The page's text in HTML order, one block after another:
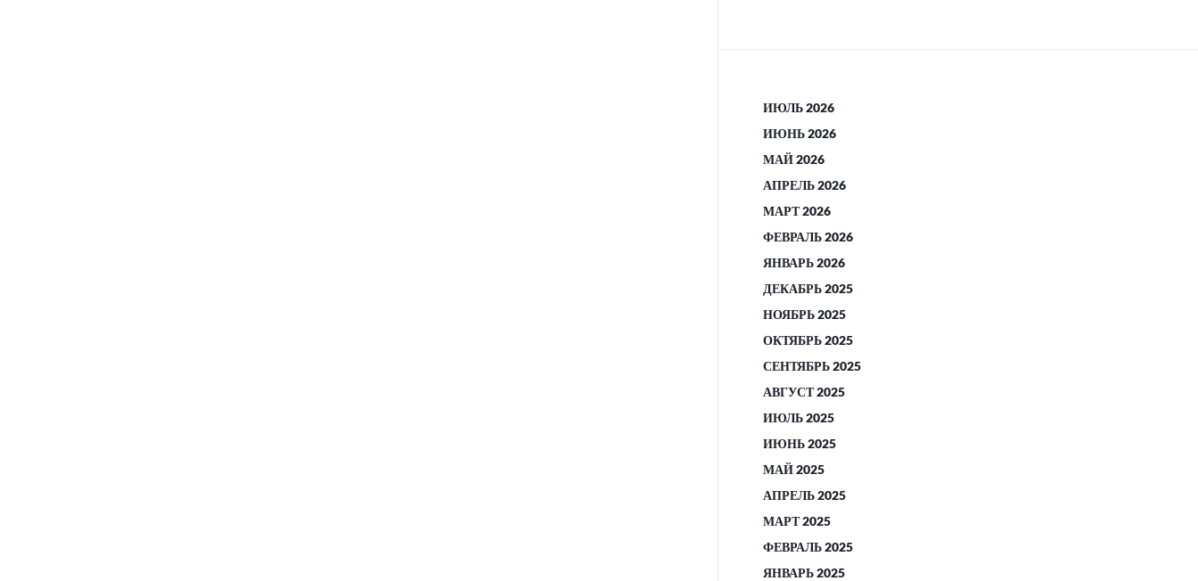
ИЮЛЬ 2026
ИЮНЬ 2026
МАЙ 2026
АПРЕЛЬ 2026
МАРТ 2026
ФЕВРАЛЬ 2026
ЯНВАРЬ 2026
ДЕКАБРЬ 2025
НОЯБРЬ 2025
ОКТЯБРЬ 2025
СЕНТЯБРЬ 2025
АВГУСТ 2025
ИЮЛЬ 2025
ИЮНЬ 2025
МАЙ 2025
АПРЕЛЬ 2025
МАРТ 2025
ФЕВРАЛЬ 2025
ЯНВАРЬ 2025